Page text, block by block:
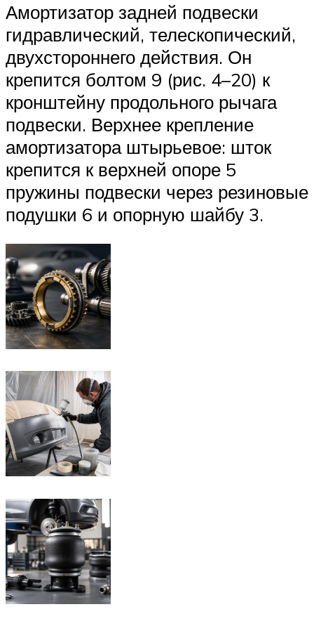
Амортизатор задней подвески
гидравлический, телескопический,
двухстороннего действия. Он
крепится болтом 9 (рис. 4–20) к
кронштейну продольного рычага
подвески. Верхнее крепление
амортизатора штырьевое: шток
крепится к верхней опоре 5
пружины подвески через резиновые
подушки 6 и опорную шайбу 3.